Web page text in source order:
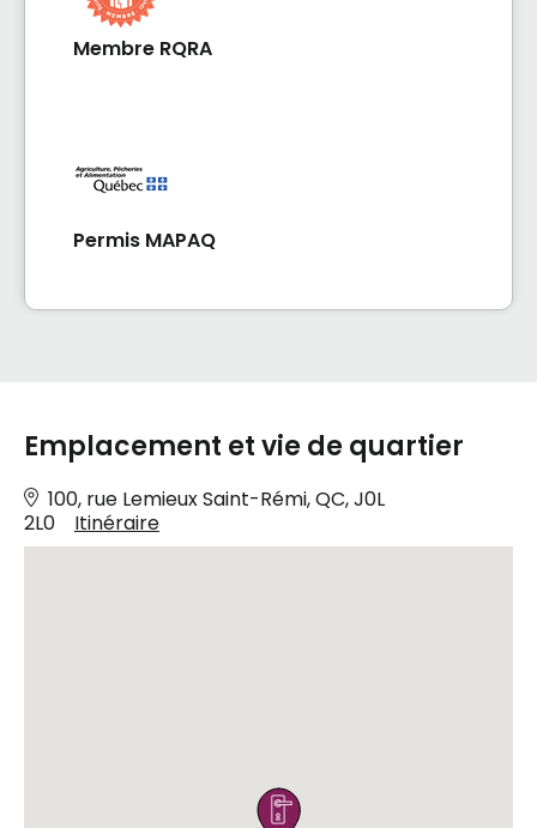
Membre RQRA
Permis MAPAQ
Emplacement et vie de quartier
100, rue Lemieux Saint-Rémi, QC, J0L
2L0
Itinéraire
